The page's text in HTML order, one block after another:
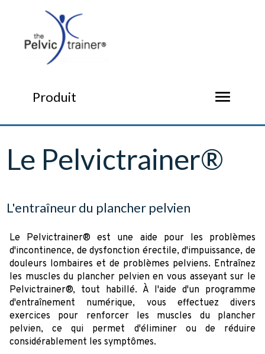
Produit menu
Le Pelvictrainer®
L'entraîneur du plancher pelvien
Le Pelvictrainer® est une aide pour les problèmes
d'incontinence, de dysfonction érectile, d'impuissance, de
douleurs lombaires et de problèmes pelviens. Entraînez
les muscles du plancher pelvien en vous asseyant sur le
Pelvictrainer®, tout habillé. À l'aide d'un programme
d'entraînement numérique, vous effectuez divers
exercices pour renforcer les muscles du plancher
pelvien, ce qui permet d'éliminer ou de réduire
considérablement les symptômes.